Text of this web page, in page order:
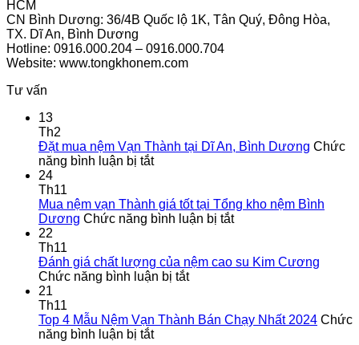
HCM
CN Bình Dương: 36/4B Quốc lộ 1K, Tân Quý, Đông Hòa,
TX. Dĩ An, Bình Dương
Hotline: 0916.000.204 – 0916.000.704
Website: www.tongkhonem.com
Tư vấn
13
Th2
Đặt mua nệm Vạn Thành tại Dĩ An, Bình Dương Chức
năng bình luận bị tắtở
nệm
Vạn
Dĩ
An,
24
Th11
Mua nệm vạn Thành giá tốt tại Tổng kho nệm Bình
Dương Chức năng bình luận bị tắtở
vạn
tại
22
Th11
Đánh giá chất lượng của nệm cao su Kim Cương
Chức năng bình luận bị tắtở
chất
21
Th11
Top 4 Mẫu Nệm Vạn Thành Bán Chạy Nhất 2024 Chức
năng bình luận bị tắtở